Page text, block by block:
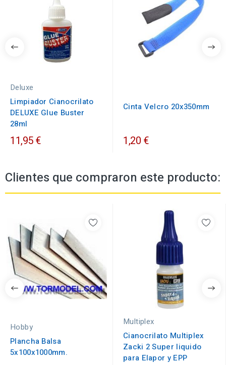
Deluxe
Limpiador Cianocrilato
DELUXE Glue Buster
28ml
11,95 €
Cinta Velcro 20x350mm
1,20 €
Clientes que compraron este producto:
Hobby
Plancha Balsa
5x100x1000mm.
Multiplex
Cianocrilato Multiplex
Zacki 2 Super liquido
para Elapor y EPP